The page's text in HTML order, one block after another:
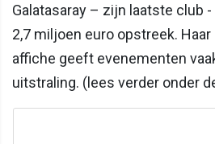
Galatasaray – zijn laatste club
2,7 miljoen euro opstreek.
affiche geeft evenementen
uitstraling. (lees verder onder